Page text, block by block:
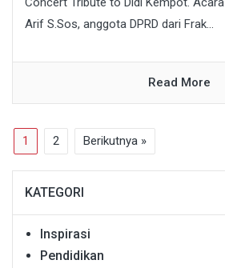
Arif S.Sos, anggota DPRD dari Frak...
Read More
1 2 Berikutnya »
KATEGORI
Inspirasi
Pendidikan